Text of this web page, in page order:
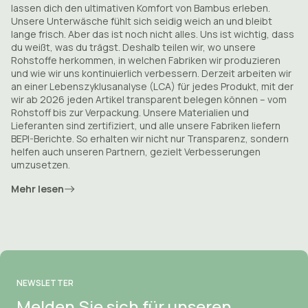
später ankommt, als Sie es gewohnt sind. Bei Fragen zur
Lieferung wenden Sie sich bitte an unseren Kundenservice.
Sie können eine E-Mail anE-Mail: service@bamboobasics.com
Wir tun immer unser Bestes, um Ihre E-Mail spätestens am
nächsten Werktag zu beantworten.
Oder rufen Sie während der Bürozeiten an+31(0)85 110 27 00
Halten Sie Ihre Bestellnummer bereit. Dann können wir Ihnen
schnell helfen.
Bestellnummer und die E-Mail-Adresse, mit der Sie Ihre
Bestellung aufgegeben haben. Sobald wir Ihre Rücksendung in
unserem Lager erhalten haben, wird der bezahlte Betrag auf
die uns bekannte Kontonummer zurückerstattet.
Die Rücksendekosten gehen zu Ihren Lasten und betragen
5,25 € pro Paket.
Widerrufsrecht
Sie können uns innerhalb von 14 Tagen nach Erhalt mitteilen,
dass Sie den Kauf widerrufen möchten. Nach der Registrierung
haben Sie dann weitere 14 Tage Zeit, die Produkte tatsächlich
zurückzusenden. Sie können die Produkte auch innerhalb von
zurücksenden, sofern Sie eine Mitteilung über Ihren
Alternatives Formular, das Sie auch verwenden
lassen dich den ultimativen Komfort von Bambus erleben.
Unsere Unterwäsche fühlt sich seidig weich an und bleibt
lange frisch. Aber das ist noch nicht alles. Uns ist wichtig, dass
du weißt, was du trägst. Deshalb teilen wir, wo unsere
Rohstoffe herkommen, in welchen Fabriken wir produzieren
und wie wir uns kontinuierlich verbessern. Derzeit arbeiten wir
an einer Lebenszyklusanalyse (LCA) für jedes Produkt, mit der
wir ab 2026 jeden Artikel transparent belegen können – vom
Rohstoff bis zur Verpackung. Unsere Materialien und
Lieferanten sind zertifiziert, und alle unsere Fabriken liefern
BEPI-Berichte. So erhalten wir nicht nur Transparenz, sondern
helfen auch unseren Partnern, gezielt Verbesserungen
umzusetzen.
Mehr lesen
NEWSLETTER